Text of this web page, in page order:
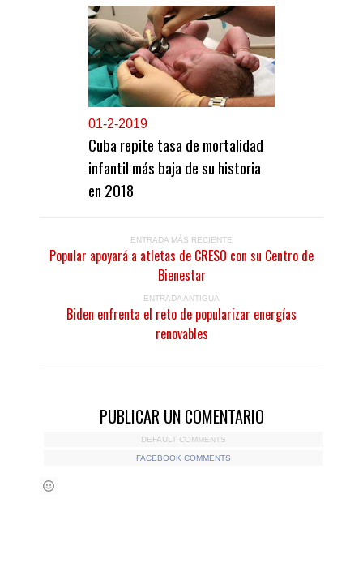
01-2-2019
Cuba repite tasa de mortalidad
infantil más baja de su historia
en 2018
ENTRADA MÁS RECIENTE
Popular apoyará a atletas de CRESO con su Centro de
Bienestar
ENTRADA ANTIGUA
Biden enfrenta el reto de popularizar energías
renovables
PUBLICAR UN COMENTARIO
DEFAULT COMMENTS
FACEBOOK COMMENTS